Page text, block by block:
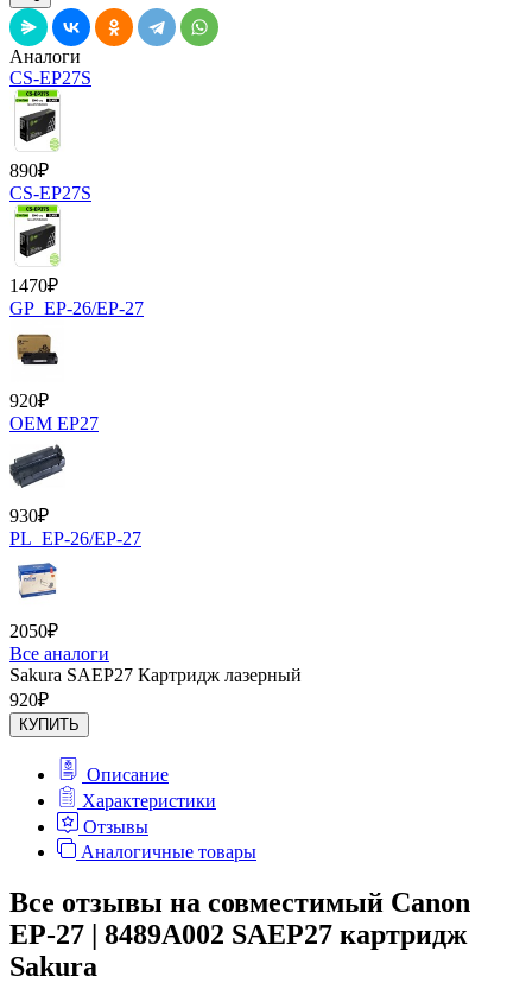
Аналоги
CS-EP27S
890₽
CS-EP27S
1470₽
GP_EP-26/EP-27
920₽
OEM EP27
930₽
PL_EP-26/EP-27
2050₽
Все аналоги
Sakura SAEP27 Картридж лазерный
920₽
КУПИТЬ
Описание
Характеристики
Отзывы
Аналогичные товары
Все отзывы на совместимый Canon
EP-27 | 8489A002 SAEP27 картридж
Sakura